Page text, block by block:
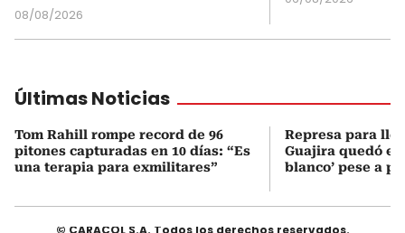
08/08/2026
Últimas Noticias
Tom Rahill rompe record de 96
pitones capturadas en 10 días: “Es
una terapia para exmilitares”
Represa para
Guajira quedó en
blanco’ pese a
© CARACOL S.A. Todos los derechos reservados.